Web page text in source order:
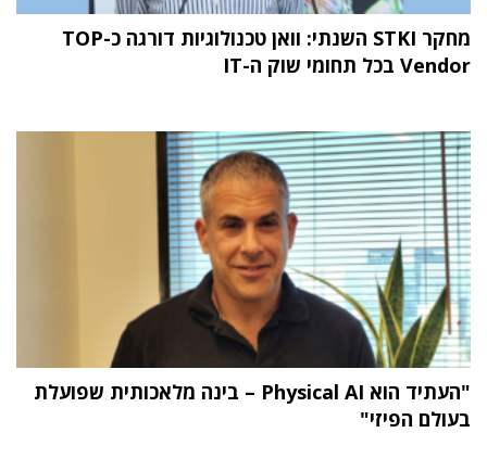
מחקר STKI השנתי: וואן טכנולוגיות דורגה כ-TOP
Vendor בכל תחומי שוק ה-IT
"העתיד הוא Physical AI – בינה מלאכותית שפועלת
בעולם הפיזי"